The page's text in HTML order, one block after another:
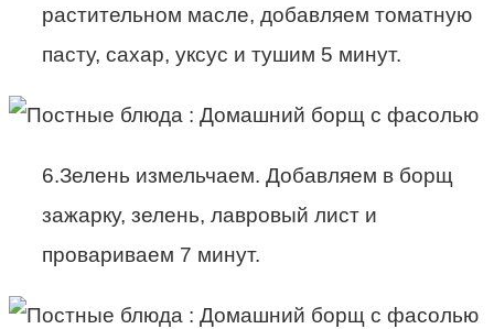
растительном масле, добавляем томатную
пасту, сахар, уксус и тушим 5 минут.
6.Зелень измельчаем. Добавляем в борщ
зажарку, зелень, лавровый лист и
провариваем 7 минут.